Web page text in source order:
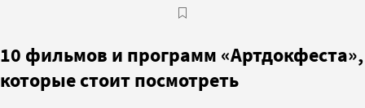
10 фильмов и программ «Артдокфеста»,
которые стоит посмотреть